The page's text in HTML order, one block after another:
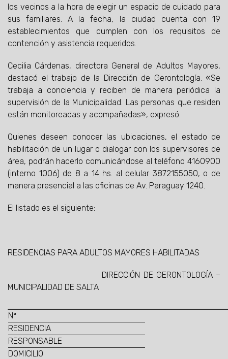
los vecinos a la hora de elegir un espacio de cuidado para
sus familiares. A la fecha, la ciudad cuenta con 19
establecimientos que cumplen con los requisitos de
contención y asistencia requeridos.
Cecilia Cárdenas, directora General de Adultos Mayores,
destacó el trabajo de la Dirección de Gerontología. «Se
trabaja a conciencia y reciben de manera periódica la
supervisión de la Municipalidad. Las personas que residen
están monitoreadas y acompañadas», expresó.
Quienes deseen conocer las ubicaciones, el estado de
habilitación de un lugar o dialogar con los supervisores de
área, podrán hacerlo comunicándose al teléfono 4160900
(interno 1006) de 8 a 14 hs. al celular 3872155050, o de
manera presencial a las oficinas de Av. Paraguay 1240.
El listado es el siguiente:
RESIDENCIAS PARA ADULTOS MAYORES HABILITADAS
DIRECCIÓN DE GERONTOLOGÍA –
MUNICIPALIDAD DE SALTA
Nª
RESIDENCIA
RESPONSABLE
DOMICILIO